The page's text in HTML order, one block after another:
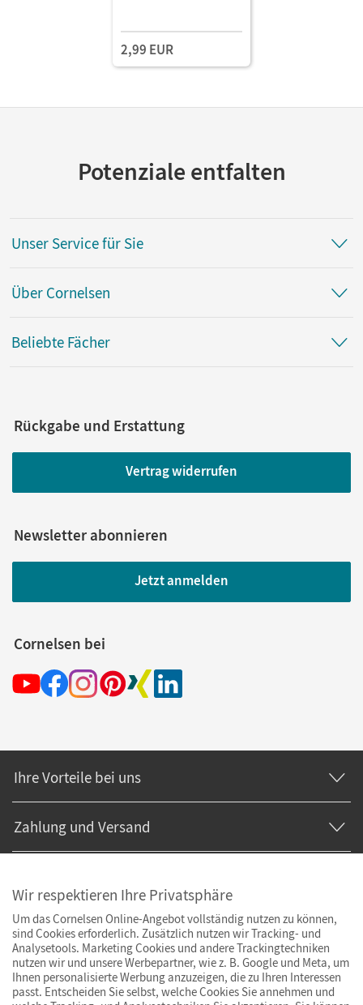
2,99 EUR
Potenziale entfalten
Unser Service für Sie
Über Cornelsen
Beliebte Fächer
Rückgabe und Erstattung
Vertrag widerrufen
Newsletter abonnieren
Jetzt anmelden
Cornelsen bei
Ihre Vorteile bei uns
Zahlung und Versand
Wir respektieren Ihre Privatsphäre
Um das Cornelsen Online-Angebot vollständig nutzen zu können,
sind Cookies erforderlich. Zusätzlich nutzen wir Tracking- und
Analysetools. Marketing Cookies und andere Trackingtechniken
nutzen wir und unsere Werbepartner, wie z. B. Google und Meta, um
Ihnen personalisierte Werbung anzuzeigen, die zu Ihren Interessen
passt. Entscheiden Sie selbst, welche Cookies Sie annehmen und